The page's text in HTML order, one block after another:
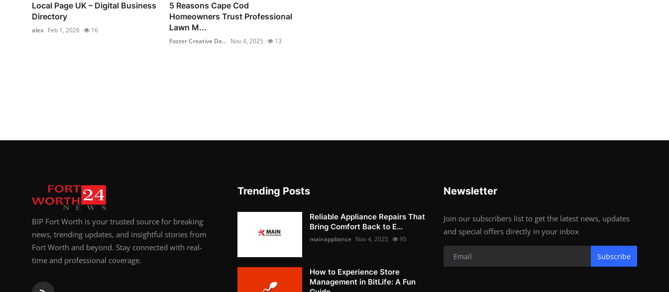
Local Page UK – Digital Business
Directory
alex Feb 1, 2026 16
5 Reasons Cape Cod
Homeowners Trust Professional
Lawn M...
Foster Creative De... Nov 4, 2025 13
BIP Fort Worth is your trusted source for breaking
news, trending updates, and insightful stories from
Fort Worth and beyond. Stay connected with real-
time and professional coverage.
Trending Posts
Reliable Appliance Repairs That
Bring Comfort Back to E...
mainappliance Nov 4, 2025 95
How to Experience Store
Management in BitLife: A Fun
Newsletter
Join our subscribers list to get the latest news, updates
and special offers directly in your inbox
Subscribe